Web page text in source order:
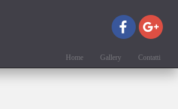
Home Gallery Contatti